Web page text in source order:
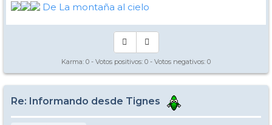
De La montaña al cielo
Karma: 0 - Votos positivos: 0 - Votos negativos: 0
Re: Informando desde Tignes